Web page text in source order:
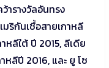
ารางวัลอันทรง
มริกันเชื้อสายเกาหลี
ลีใต้ ปี 2015, ลีเดีย
ลีปี 2016, และ ยู โซ